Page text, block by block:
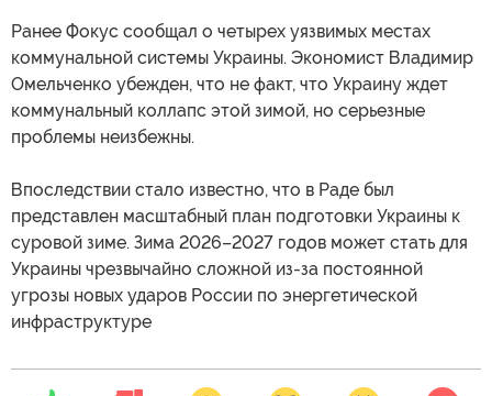
Ранее Фокус сообщал о четырех уязвимых местах
коммунальной системы Украины. Экономист Владимир
Омельченко убежден, что не факт, что Украину ждет
коммунальный коллапс этой зимой, но серьезные
проблемы неизбежны.
Впоследствии стало известно, что в Раде был
представлен масштабный план подготовки Украины к
суровой зиме. Зима 2026–2027 годов может стать для
Украины чрезвычайно сложной из-за постоянной
угрозы новых ударов России по энергетической
инфраструктуре